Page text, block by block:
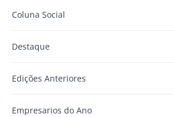
Coluna Social
Destaque
Edições Anteriores
Empresarios do Ano